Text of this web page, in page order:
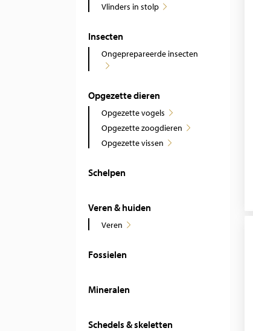
Vlinders in stolp
Insecten
Ongeprepareerde insecten
Opgezette dieren
Opgezette vogels
Opgezette zoogdieren
Opgezette vissen
Schelpen
Veren & huiden
Veren
Fossielen
Mineralen
Schedels & skeletten